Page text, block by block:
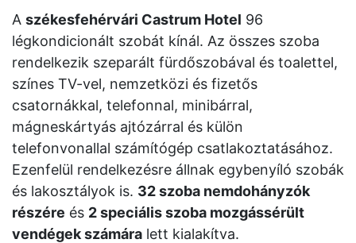
A székesfehérvári Castrum Hotel 96
légkondicionált szobát kínál. Az összes szoba
rendelkezik szeparált fürdőszobával és toalettel,
színes TV-vel, nemzetközi és fizetős
csatornákkal, telefonnal, minibárral,
mágneskártyás ajtózárral és külön
telefonvonallal számítógép csatlakoztatásához.
Ezenfelül rendelkezésre állnak egybenyíló szobák
és lakosztályok is. 32 szoba nemdohányzók
részére és 2 speciális szoba mozgássérült
vendégek számára lett kialakítva.